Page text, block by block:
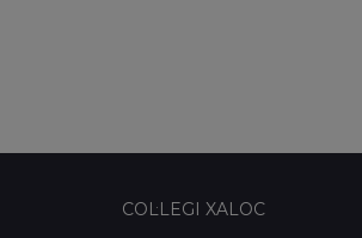
COL·LEGI XALOC